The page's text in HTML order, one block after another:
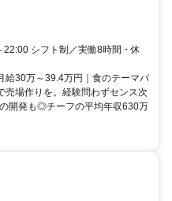
シフト制／実働8時間・休
給30万～39.4万円｜食のテーマパ
売場作りを。経験問わずセンス次
開発も◎チーフの平均年収630万